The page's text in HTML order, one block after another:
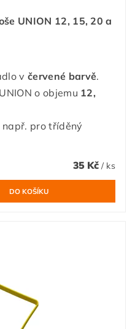
UNION 12, 15, 20 a
v červené barvě.
o objemu 12,
např. pro tříděný
35 Kč / ks